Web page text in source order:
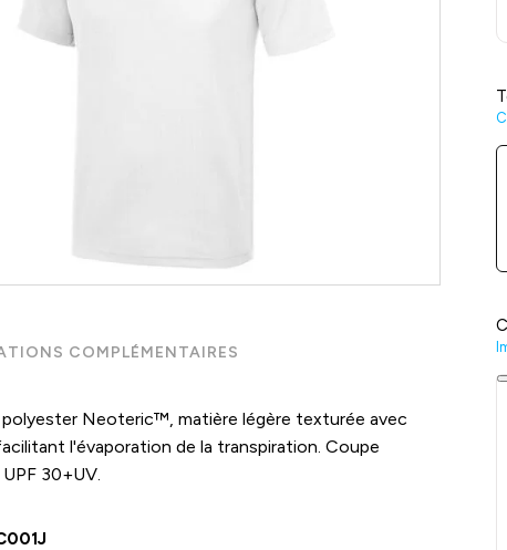
COMPLÉMENTAIRES
Neoteric™, matière légère texturée avec
l'évaporation de la transpiration. Coupe
30+UV.